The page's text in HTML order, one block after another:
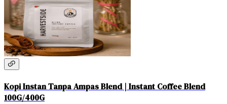
Kopi Instan Tanpa Ampas Blend | Instant Coffee Blend
100G/400G